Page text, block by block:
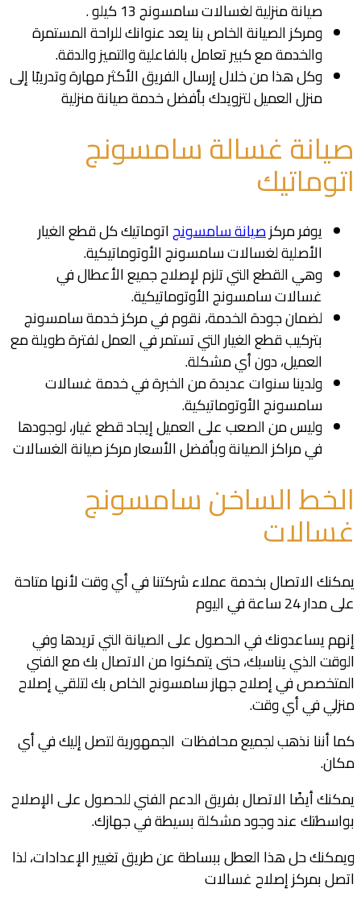
صيانة منزلية لغسالات سامسونج 13 كيلو .
ومركز الصيانة الخاص بنا يعد عنوانك للراحة المستمرة
والخدمة مع كبير تعامل بالفاعلية والتميز والدقة.
وكل هذا من خلال إرسال الفريق الأكثر مهارة وتدريبًا إلى
منزل العميل لتزويدك بأفضل خدمة صيانة منزلية
صيانة غسالة سامسونج
اتوماتيك
يوفر مركزصيانة سامسونجاتوماتيك كل قطع الغيار
الأصلية لغسالات سامسونج الأوتوماتيكية.
وهي القطع التي تلزم لإصلاح جميع الأعطال في
غسالات سامسونج الأوتوماتيكية.
لضمان جودة الخدمة، نقوم في مركز خدمة سامسونج
بتركيب قطع الغيار التي تستمر في العمل لفترة طويلة مع
العميل، دون أي مشكلة.
ولدينا سنوات عديدة من الخبرة في خدمة غسالات
سامسونج الأوتوماتيكية.
وليس من الصعب على العميل إيجاد قطع غيار، لوجودها
في مراكز الصيانة وبأفضل الأسعار مركز صيانة الغسالات
الخط الساخن سامسونج
غسالات
يمكنك الاتصال بخدمة عملاء شركتنا في أي وقت لأنها متاحة
على مدار 24 ساعة في اليوم
إنهم يساعدونك في الحصول على الصيانة التي تريدها وفي
الوقت الذي يناسبك، حتى يتمكنوا من الاتصال بك مع الفني
المتخصص في إصلاح جهاز سامسونج الخاص بك لتلقي إصلاح
منزلي في أي وقت.
كما أننا نذهب لجميع محافظات الجمهورية لتصل إليك في أي
مكان.
يمكنك أيضًا الاتصال بفريق الدعم الفني للحصول على الإصلاح
بواسطتك عند وجود مشكلة بسيطة في جهازك.
ويمكنك حل هذا العطل ببساطة عن طريق تغيير الإعدادات، لذا
اتصل بمركز إصلاح غسالات